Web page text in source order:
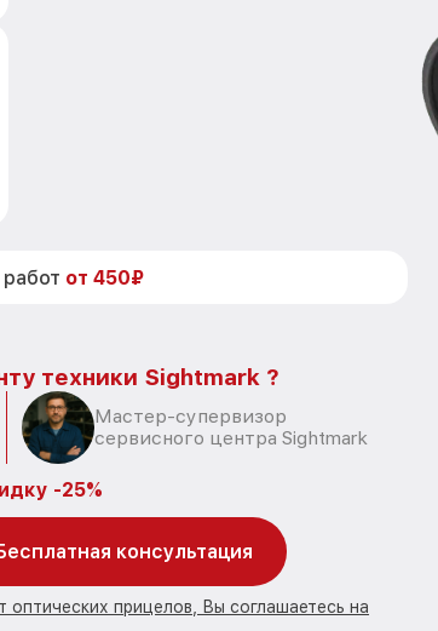
от 450₽
техники Sightmark ?
Мастер-супервизор
сервисного центра Sightmark
-25%
консультация
оптических прицелов, Вы соглашаетесь на